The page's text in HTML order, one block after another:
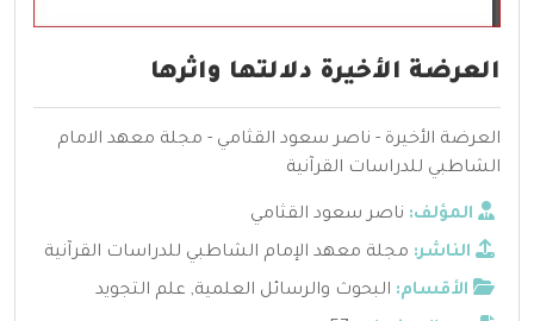
العرضة الأخيرة دلالتها واثرها
العرضة الأخيرة - ناصر سعود القثامي - مجلة معهد الامام
الشاطبي للدراسات القرآنية
المؤلف: ناصر سعود القثامي
الناشر: مجلة معهد الإمام الشاطبي للدراسات القرآنية
الأقسام: البحوث والرسائل العلمية, علم التجويد